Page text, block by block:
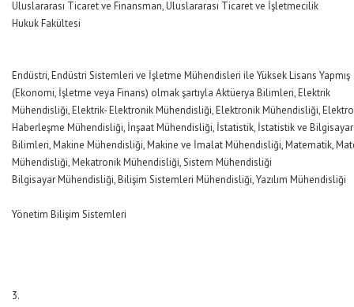
Uluslararası Ticaret ve Finansman, Uluslararası Ticaret ve İşletmecilik
Hukuk Fakültesi
Endüstri, Endüstri Sistemleri ve İşletme Mühendisleri ile Yüksek Lisans Yapmış
(Ekonomi, İşletme veya Finans) olmak şartıyla Aktüerya Bilimleri, Elektrik
Mühendisliği, Elektrik- Elektronik Mühendisliği, Elektronik Mühendisliği,
Haberleşme Mühendisliği, İnşaat Mühendisliği, İstatistik, İstatistik ve Bilgisayar
Bilimleri, Makine Mühendisliği, Makine ve İmalat Mühendisliği, Matematik,
Mühendisliği, Mekatronik Mühendisliği, Sistem Mühendisliği
Bilgisayar Mühendisliği, Bilişim Sistemleri Mühendisliği, Yazılım Mühendisliği
Yönetim Bilişim Sistemleri
3.